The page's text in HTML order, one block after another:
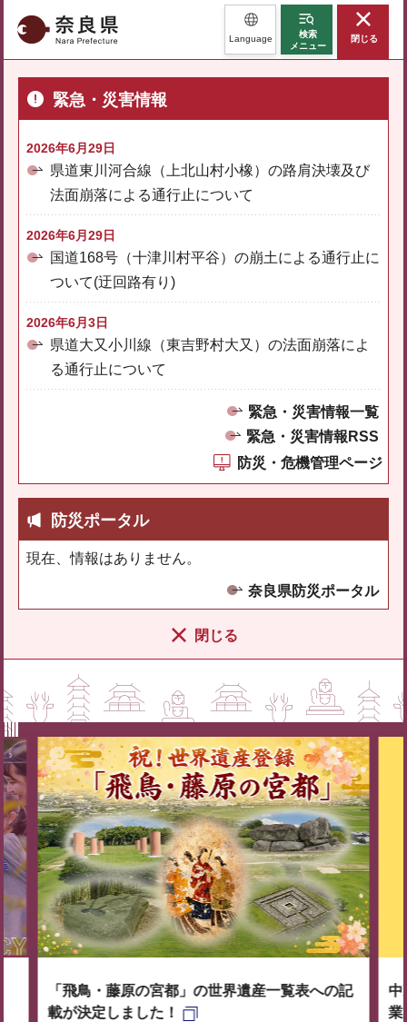
奈良県 Language
検索
メニュー
閉じる
緊急・災害情報
2026年6月29日
県道東川河合線（上北山村小橡）の路肩決壊及び
法面崩落による通行止について
2026年6月29日
国道168号（十津川村平谷）の崩土による通行止に
ついて(迂回路有り)
2026年6月3日
県道大又小川線（東吉野村大又）の法面崩落によ
る通行止について
緊急・災害情報一覧
緊急・災害情報RSS
防災・危機管理ページ
防災ポータル
現在、情報はありません。
奈良県防災ポータル
閉じる
「飛鳥・藤原の宮都」の世界遺産一覧表への記
載が決定しました！
中
業